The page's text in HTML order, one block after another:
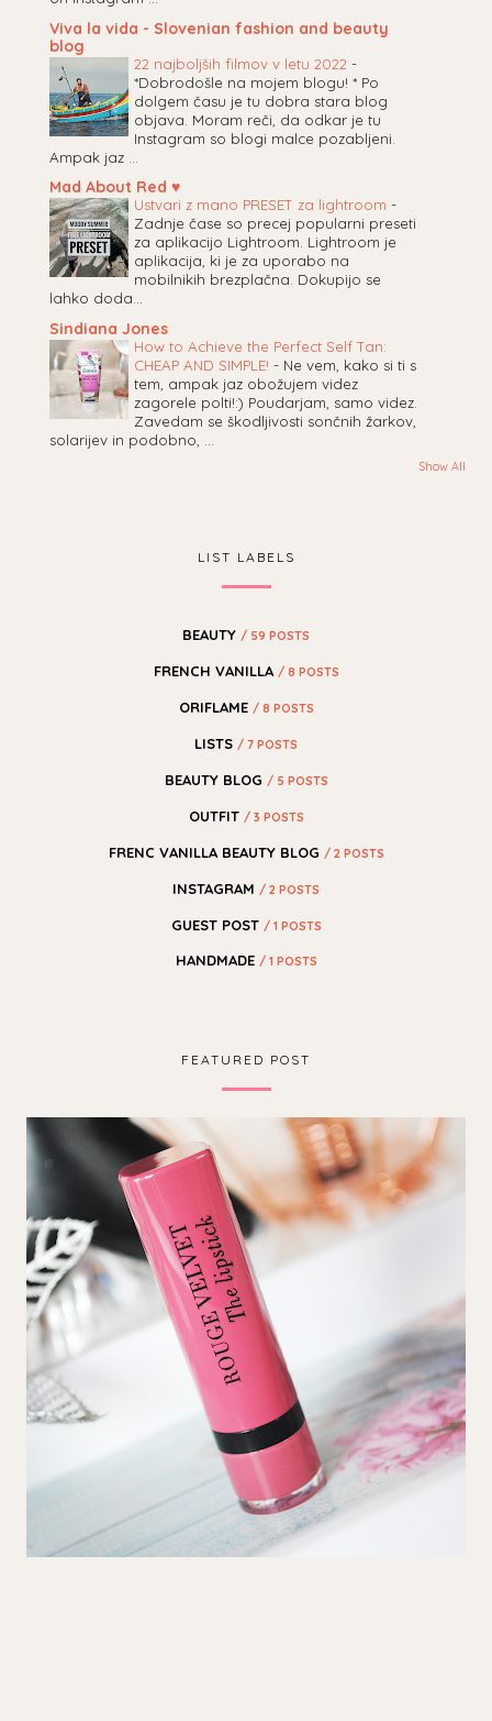
Viva la vida - Slovenian fashion and beauty
blog
22 najboljših filmov v letu 2022 -
*Dobrodošle na mojem blogu! * Po
dolgem času je tu dobra stara blog
objava. Moram reči, da odkar je tu
Instagram so blogi malce pozabljeni.
Ampak jaz ...
Mad About Red ♥
Ustvari z mano PRESET za lightroom -
Zadnje čase so precej popularni preseti
za aplikacijo Lightroom. Lightroom je
aplikacija, ki je za uporabo na
mobilnikih brezplačna. Dokupijo se
lahko doda...
Sindiana Jones
How to Achieve the Perfect Self Tan:
CHEAP AND SIMPLE! - Ne vem, kako si ti s
tem, ampak jaz obožujem videz
zagorele polti!:) Poudarjam, samo videz.
Zavedam se škodljivosti sončnih žarkov,
solarijev in podobno, ...
Show All
LIST LABELS
BEAUTY / 59 POSTS
FRENCH VANILLA / 8 POSTS
ORIFLAME / 8 POSTS
LISTS / 7 POSTS
BEAUTY BLOG / 5 POSTS
OUTFIT / 3 POSTS
FRENC VANILLA BEAUTY BLOG / 2 POSTS
INSTAGRAM / 2 POSTS
GUEST POST / 1 POSTS
HANDMADE / 1 POSTS
FEATURED POST